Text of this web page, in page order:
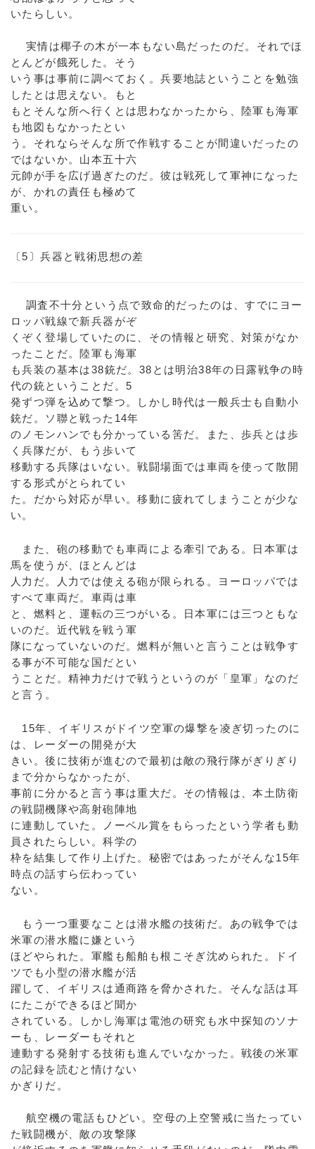
いたらしい。
実情は椰子の木が一本もない島だったのだ。それでほ
とんどが餓死した。そう
いう事は事前に調べておく。兵要地誌ということを勉強
したとは思えない。もと
もとそんな所へ行くとは思わなかったから、陸軍も海軍
も地図もなかったとい
う。それならそんな所で作戦することが間違いだったの
ではないか。山本五十六
元帥が手を広げ過ぎたのだ。彼は戦死して軍神になった
が、かれの責任も極めて
重い。
〔5〕兵器と戦術思想の差
調査不十分という点で致命的だったのは、すでにヨー
ロッパ戦線で新兵器がぞ
くぞく登場していたのに、その情報と研究、対策がなか
ったことだ。陸軍も海軍
も兵装の基本は38銃だ。38とは明治38年の日露戦争の時
代の銃ということだ。5
発ずつ弾を込めて撃つ。しかし時代は一般兵士も自動小
銃だ。ソ聯と戦った14年
のノモンハンでも分かっている筈だ。また、歩兵とは歩
く兵隊だが、もう歩いて
移動する兵隊はいない。戦闘場面では車両を使って散開
する形式がとられてい
た。だから対応が早い。移動に疲れてしまうことが少な
い。
また、砲の移動でも車両による牽引である。日本軍は
馬を使うが、ほとんどは
人力だ。人力では使える砲が限られる。ヨーロッパでは
すべて車両だ。車両は車
と、燃料と、運転の三つがいる。日本軍には三つともな
いのだ。近代戦を戦う軍
隊になっていないのだ。燃料が無いと言うことは戦争す
る事が不可能な国だとい
うことだ。精神力だけで戦うというのが「皇軍」なのだ
と言う。
15年、イギリスがドイツ空軍の爆撃を凌ぎ切ったのに
は、レーダーの開発が大
きい。後に技術が進むので最初は敵の飛行隊がぎりぎり
まで分からなかったが、
事前に分かると言う事は重大だ。その情報は、本土防衛
の戦闘機隊や高射砲陣地
に連動していた。ノーベル賞をもらったという学者も動
員されたらしい。科学の
枠を結集して作り上げた。秘密ではあったがそんな15年
時点の話すら伝わってい
ない。
もう一つ重要なことは潜水艦の技術だ。あの戦争では
米軍の潜水艦に嫌という
ほどやられた。軍艦も船舶も根こそぎ沈められた。ドイ
ツでも小型の潜水艦が活
躍して、イギリスは通商路を脅かされた。そんな話は耳
にたこができるほど聞か
されている。しかし海軍は電池の研究も水中探知のソナ
ーも、レーダーもそれと
連動する発射する技術も進んでいなかった。戦後の米軍
の記録を読むと情けない
かぎりだ。
航空機の電話もひどい。空母の上空警戒に当たってい
た戦闘機が、敵の攻撃隊